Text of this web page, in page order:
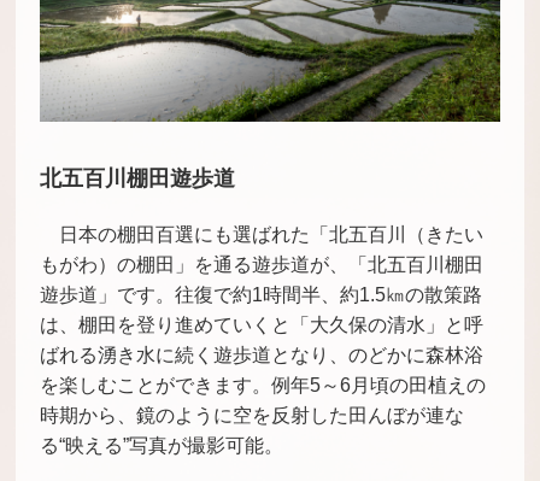
北五百川棚田遊歩道
日本の棚田百選にも選ばれた「北五百川（きたい
もがわ）の棚田」を通る遊歩道が、「北五百川棚田
遊歩道」です。往復で約1時間半、約1.5㎞の散策路
は、棚田を登り進めていくと「大久保の清水」と呼
ばれる湧き水に続く遊歩道となり、のどかに森林浴
を楽しむことができます。例年5～6月頃の田植えの
時期から、鏡のように空を反射した田んぼが連な
る“映える”写真が撮影可能。